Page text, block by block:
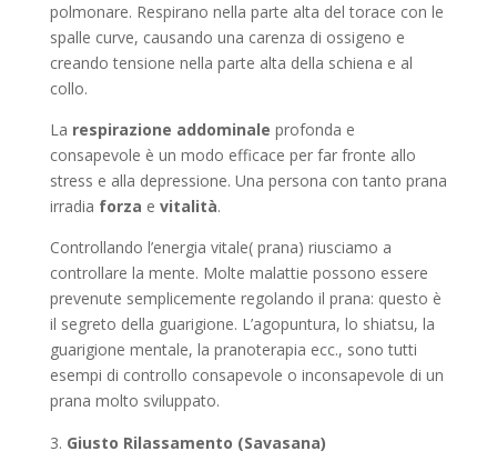
polmonare. Respirano nella parte alta del torace con le
spalle curve, causando una carenza di ossigeno e
creando tensione nella parte alta della schiena e al
collo.
La respirazione addominale profonda e
consapevole è un modo efficace per far fronte allo
stress e alla depressione. Una persona con tanto prana
irradia forza e vitalità.
Controllando l’energia vitale( prana) riusciamo a
controllare la mente. Molte malattie possono essere
prevenute semplicemente regolando il prana: questo è
il segreto della guarigione. L’agopuntura, lo shiatsu, la
guarigione mentale, la pranoterapia ecc., sono tutti
esempi di controllo consapevole o inconsapevole di un
prana molto sviluppato.
Giusto Rilassamento (Savasana)